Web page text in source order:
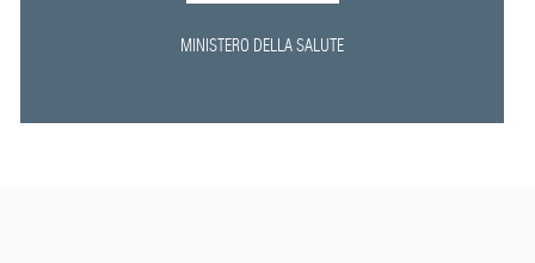
MINISTERO DELLA SALUTE